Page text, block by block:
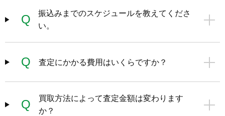
Q
振込みまでのスケジュールを教えてくださ
い。
Q 査定にかかる費用はいくらですか？
Q
買取方法によって査定金額は変わります
か？